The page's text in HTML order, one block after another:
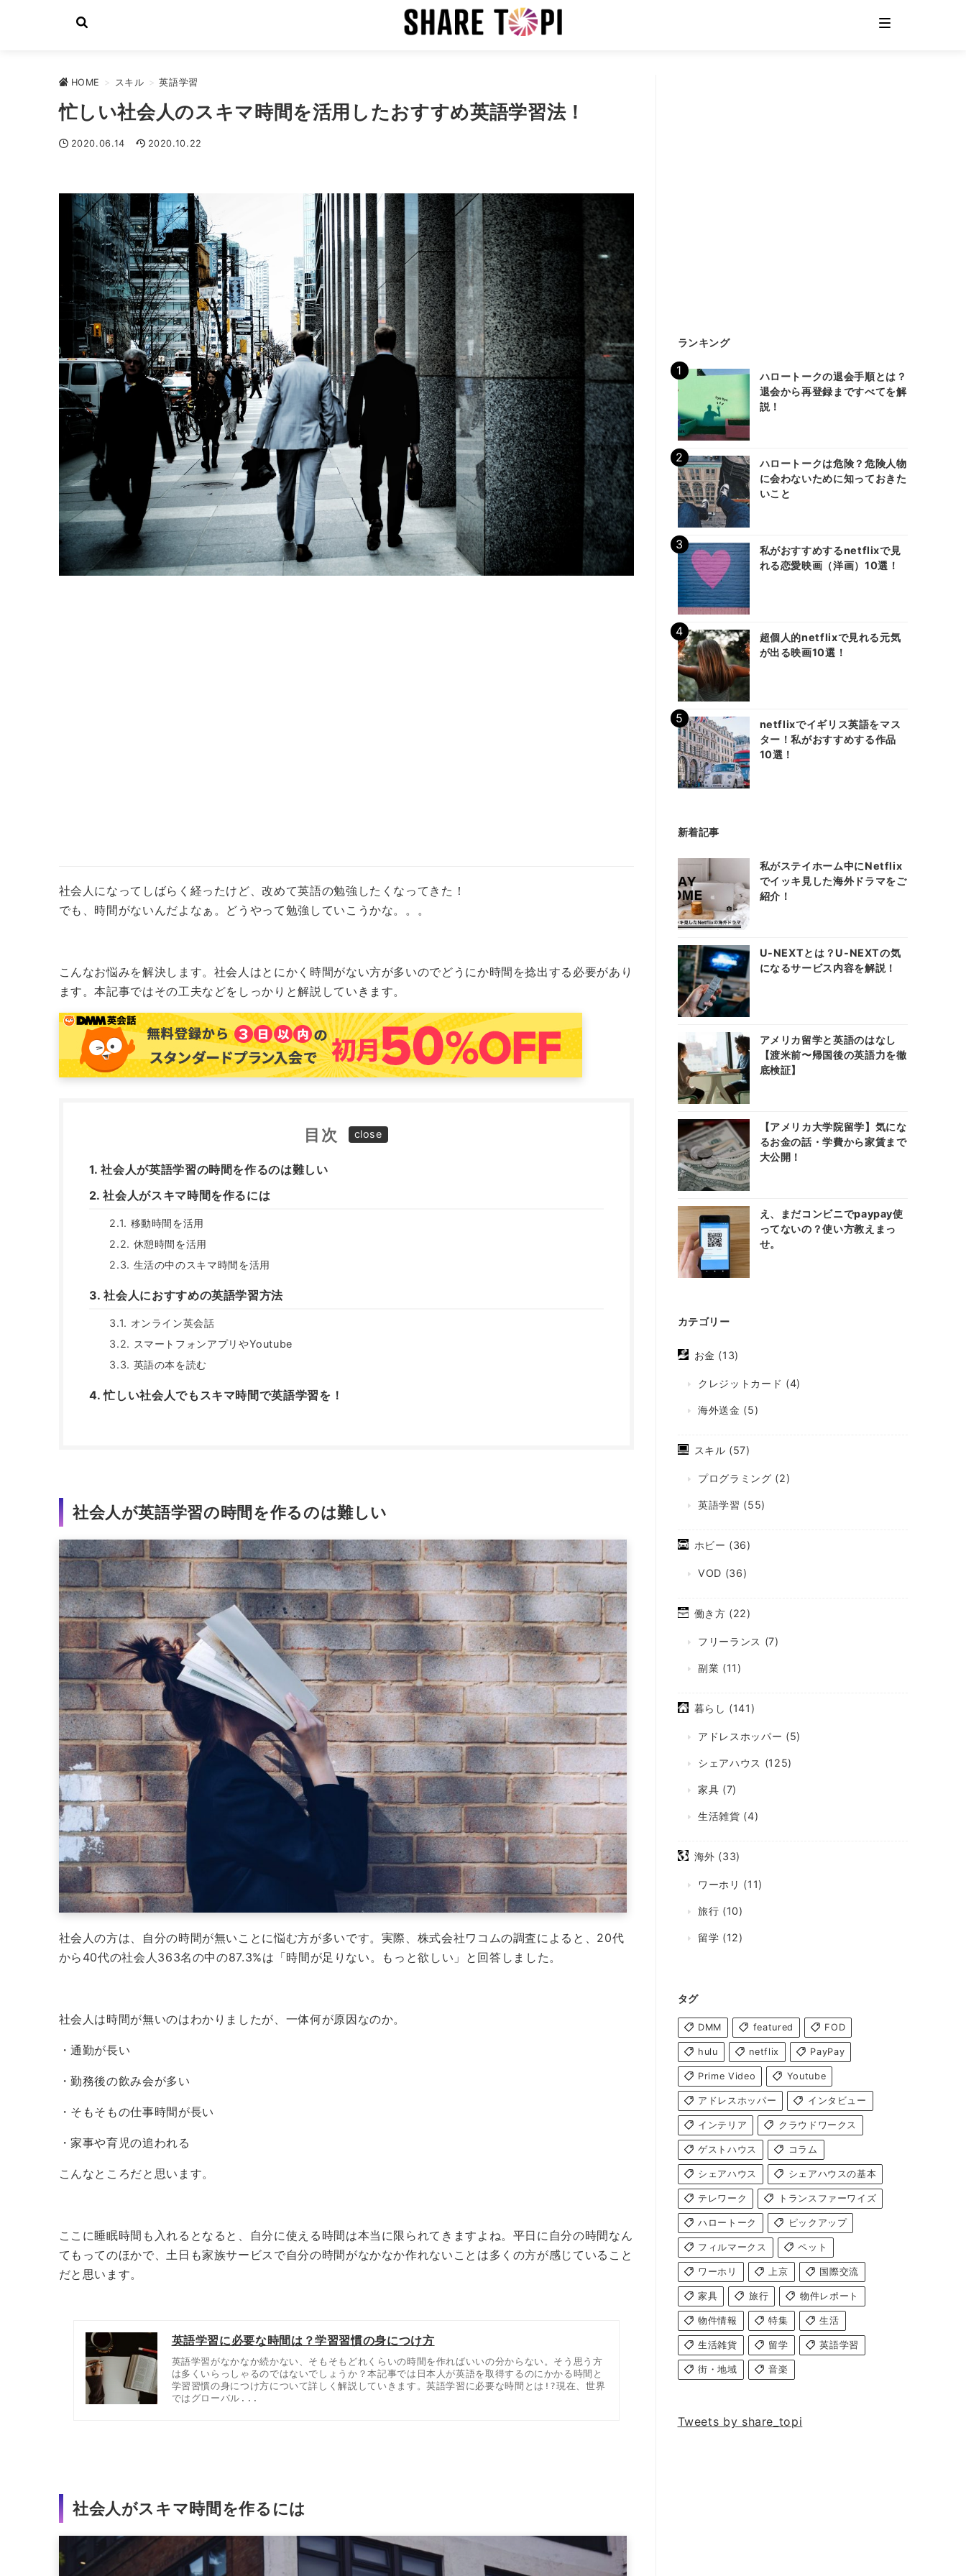
HOME > スキル > 英語学習
忙しい社会人のスキマ時間を活用したおすすめ英語学習法！
2020.06.14 2020.10.22
社会人になってしばらく経ったけど、改めて英語の勉強したくなってきた！
でも、時間がないんだよなぁ。どうやって勉強していこうかな。。。
こんなお悩みを解決します。 社会人はとにかく時間がない方が多いのでどうにか時間を捻出する必要があり
ます。本記事ではその工夫などをしっかりと解説していきます。
目次
社会人が英語学習の時間を作るのは難しい
社会人がスキマ時間を作るには
移動時間を活用
休憩時間を活用
生活の中のスキマ時間を活用
社会人におすすめの英語学習方法
オンライン英会話
スマートフォンアプリやYoutube
英語の本を読む
忙しい社会人でもスキマ時間で英語学習を！
社会人が英語学習の時間を作るのは難しい
社会人の方は、自分の時間が無いことに悩む方が多いです。 実際、株式会社ワコムの調査によると、20代
から40代の社会人363名の中の87.3%は「時間が足りない。もっと欲しい」と回答しました。
社会人は時間が無いのはわかりましたが、一体何が原因なのか。
・通勤が長い
・勤務後の飲み会が多い
・そもそもの仕事時間が長い
・家事や育児の追われる
こんなところだと思います。
ここに睡眠時間も入れるとなると、自分に使える時間は本当に限られてきますよね。 平日に自分の時間なん
てもってのほかで、土日も家族サービスで自分の時間がなかなか作れないことは多くの方が感じていること
だと思います。
英語学習に必要な時間は？学習習慣の身につけ方
英語学習がなかなか続かない、そもそもどれくらいの時間を作ればいいの分からない。そう思う方
は多くいらっしゃるのではないでしょうか？本記事では日本人が英語を取得するのにかかる時間と
学習習慣の身につけ方について詳しく解説していきます。英語学習に必要な時間とは!?現在、世界
ではグローバル...
社会人がスキマ時間を作るには
ランキング
ハロートークの退会手順とは？
退会から再登録まですべてを解
説！
ハロートークは危険？危険人物
に会わないために知っておきた
いこと
私がおすすめするnetflixで見
れる恋愛映画（洋画）10選！
超個人的netflixで見れる元気
が出る映画10選！
netflixでイギリス英語をマス
ター！私がおすすめする作品
10選！
新着記事
私がステイホーム中にNetflix
でイッキ見した海外ドラマをご
紹介！
U-NEXTとは？U-NEXTの気
になるサービス内容を解説！
アメリカ留学と英語のはなし
【渡米前〜帰国後の英語力を徹
底検証】
【アメリカ大学院留学】気にな
るお金の話・学費から家賃まで
大公開！
え、まだコンビニでpaypay使
ってないの？使い方教えまっ
せ。
カテゴリー
お金 (13)
クレジットカード (4)
海外送金 (5)
スキル (57)
プログラミング (2)
英語学習 (55)
ホビー (36)
VOD (36)
働き方 (22)
フリーランス (7)
副業 (11)
暮らし (141)
アドレスホッパー (5)
シェアハウス (125)
家具 (7)
生活雑貨 (4)
海外 (33)
ワーホリ (11)
旅行 (10)
留学 (12)
タグ
DMM featured FOD
hulu netflix PayPay
Prime Video Youtube
アドレスホッパー インタビュー
インテリア クラウドワークス
ゲストハウス コラム
シェアハウス シェアハウスの基本
テレワーク トランスファーワイズ
ハロートーク ピックアップ
フィルマークス ペット
ワーホリ 上京 国際交流
家具 旅行 物件レポート
物件情報 特集 生活
生活雑貨 留学 英語学習
街・地域 音楽
Tweets by share_topi